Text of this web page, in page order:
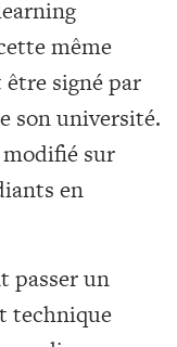
même
signé par
son université.
sur
en
passer un
technique